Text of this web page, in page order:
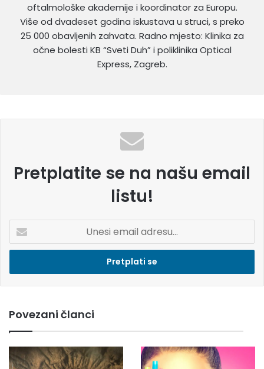
oftalmološke akademije i koordinator za Europu.
Više od dvadeset godina iskustava u struci, s preko
25 000 obavljenih zahvata. Radno mjesto: Klinika za
očne bolesti KB “Sveti Duh” i poliklinika Optical
Express, Zagreb.
Pretplatite se na našu email
listu!
e
i
e
a
a
d
Povezani članci